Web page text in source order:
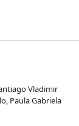
Vladimir
Paula Gabriela